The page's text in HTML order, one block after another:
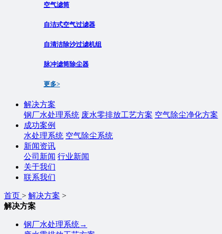
空气滤筒
自洁式空气过滤器
自清洁除沙过滤机组
脉冲滤筒除尘器
更多>
解决方案
钢厂水处理系统 废水零排放工艺方案 空气除尘净化方案
成功案例
水处理系统 空气除尘系统
新闻资讯
公司新闻 行业新闻
关于我们
联系我们
首页 > 解决方案 >
解决方案
钢厂水处理系统→